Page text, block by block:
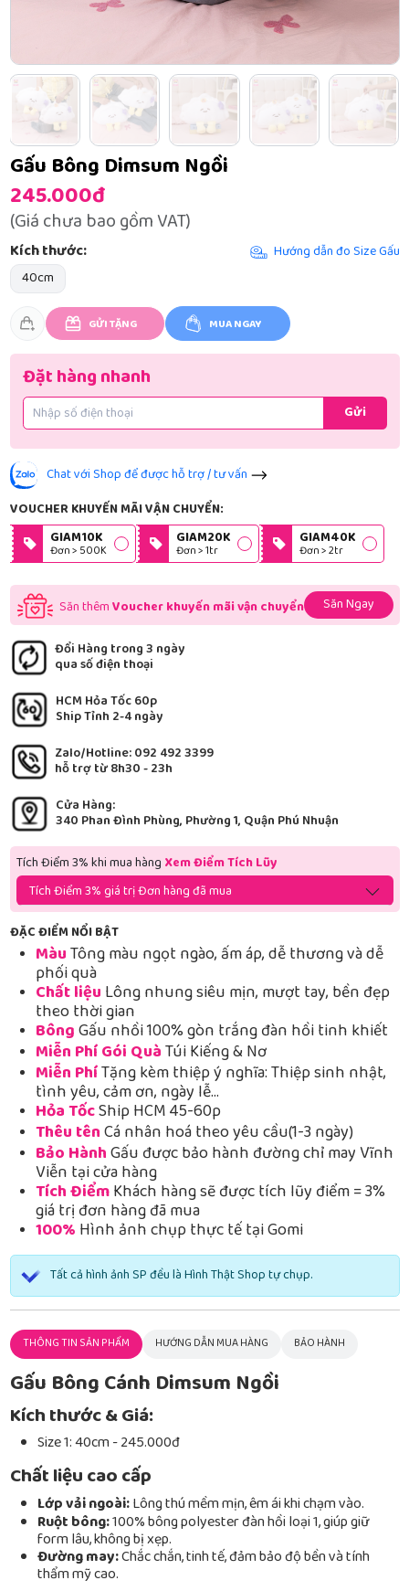
Gấu Bông Dimsum Ngồi
245.000đ
(Giá chưa bao gồm VAT)
Kích thước:
Hướng dẫn đo Size Gấu
40cm
GỬI TẶNG MUA NGAY
Đặt hàng nhanh
Gửi
Chat với Shop để được hỗ trợ / tư vấn
VOUCHER KHUYẾN MÃI VẬN CHUYỂN:
GIAM10K
Đơn > 500K
GIAM20K
Đơn > 1tr
GIAM40K
Đơn > 2tr
Săn thêmVoucher khuyến mãi vận chuyển Săn Ngay
Đổi Hàng trong 3 ngày
qua số điện thoại
HCM Hỏa Tốc 60p
Ship Tỉnh 2-4 ngày
Zalo/Hotline: 092 492 3399
hỗ trợ từ 8h30 - 23h
Cửa Hàng:
340 Phan Đình Phùng, Phường 1, Quận Phú Nhuận
Tích Điểm 3% khi mua hàng Xem Điểm Tích Lũy
Tích Điểm 3% giá trị Đơn hàng đã mua
ĐẶC ĐIỂM NỔI BẬT
MàuTông màu ngọt ngào, ấm áp, dễ thương và dễ
phối quà
Chất liệu Lông nhung siêu mịn, mượt tay, bền đẹp
theo thời gian
BôngGấu nhồi 100% gòn trắng đàn hồi tinh khiết
Miễn Phí Gói QuàTúi Kiếng & Nơ
Miễn PhíTặng kèm thiệp ý nghĩa: Thiệp sinh nhật,
tình yêu, cảm ơn, ngày lễ…
Hỏa TốcShip HCM 45-60p
Thêu tênCá nhân hoá theo yêu cầu(1-3 ngày)
Bảo HànhGấu được bảo hành đường chỉ may Vĩnh
Viễn tại cửa hàng
Tích ĐiểmKhách hàng sẽ được tích lũy điểm = 3%
giá trị đơn hàng đã mua
100% Hình ảnh chụp thực tế tại Gomi
Tất cả hình ảnh SP đều là Hình Thật Shop tự chụp.
THÔNG TIN SẢN PHẨM HƯỚNG DẪN MUA HÀNG BẢO HÀNH
Gấu Bông Cánh Dimsum Ngồi
Kích thước & Giá:
Size 1: 40cm - 245.000đ
Chất liệu cao cấp
Lớp vải ngoài:Lông thú mềm mịn, êm ái khi chạm vào.
Ruột bông:100% bông polyester đàn hồi loại 1, giúp giữ
form lâu, không bị xẹp.
Đường may:Chắc chắn, tinh tế, đảm bảo độ bền và tính
thẩm mỹ cao.